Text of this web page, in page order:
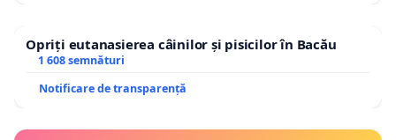
Opriți eutanasierea câinilor și pisicilor în Bacău
1 608 semnături
Notificare de transparență